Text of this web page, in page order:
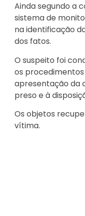
Ainda segundo a
sistema de
na identificação
dos fatos.
O suspeito foi
os
apresentação da
preso e à
Os objetos
vítima.